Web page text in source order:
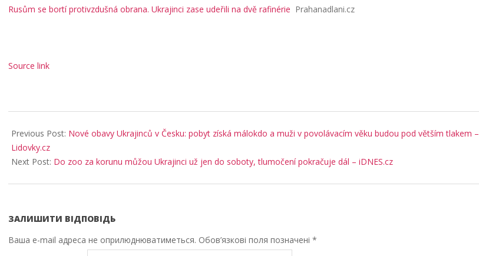
Rusům se bortí protivzdušná obrana. Ukrajinci zase udeřili na dvě rafinérie Prahanadlani.cz
Source link
09-
05
Previous Post: Nové obavy Ukrajinců v Česku: pobyt získá málokdo a muži v povolávacím věku budou pod větším tlakem –
Lidovky.cz
Next Post: Do zoo za korunu můžou Ukrajinci už jen do soboty, tlumočení pokračuje dál – iDNES.cz
ЗАЛИШИТИ ВІДПОВІДЬ
Ваша e-mail адреса не оприлюднюватиметься. Обов’язкові поля позначені *